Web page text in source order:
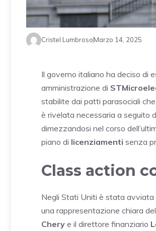
Cristel LumbrosoMarzo 14, 2025
Il governo italiano ha deciso di
amministrazione di
stabilite dai patti parasociali
è rivelata necessaria a seguito
dimezzandosi nel corso
piano di licenziamenti senza
Class action
Negli Stati Uniti è stata avviata
una rappresentazione chiara
Chery e il direttore finanziario